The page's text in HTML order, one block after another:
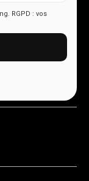
RGPD : vos